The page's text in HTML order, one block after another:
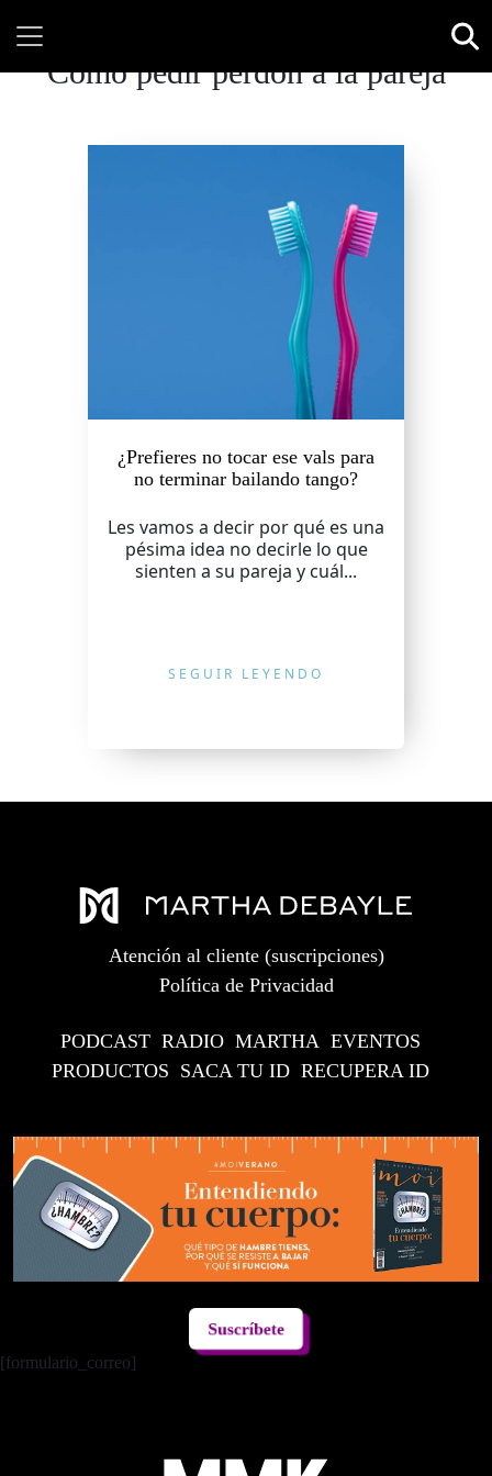
Cómo pedir perdón a la pareja
¿Prefieres no tocar ese vals para
no terminar bailando tango?
Les vamos a decir por qué es una
pésima idea no decirle lo que
sienten a su pareja y cuál...
SEGUIR LEYENDO
Atención al cliente (suscripciones)
Política de Privacidad
PODCAST RADIO MARTHA EVENTOS
PRODUCTOS SACA TU ID RECUPERA ID
Suscríbete
[formulario_correo]